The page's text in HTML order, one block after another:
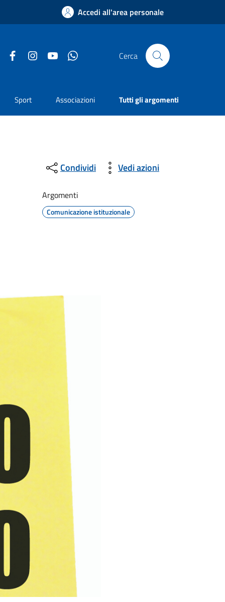
Accedi all'area personale
Facebook InstagramYouTube Cerca
Sport Associazioni Tutti gli argomenti
Condividi Vedi azioni
Argomenti
Comunicazione istituzionale